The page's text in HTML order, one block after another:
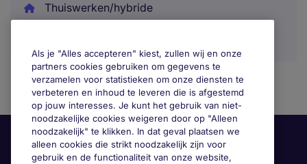
Thuiswerken/hybride
Als je "Alles accepteren" kiest, zullen wij en onze
partners cookies gebruiken om gegevens te
verzamelen voor statistieken om onze diensten te
verbeteren en inhoud te leveren die is afgestemd
op jouw interesses. Je kunt het gebruik van niet-
noodzakelijke cookies weigeren door op "Alleen
noodzakelijk" te klikken. In dat geval plaatsen we
alleen cookies die strikt noodzakelijk zijn voor
gebruik en de functionaliteit van onze website,